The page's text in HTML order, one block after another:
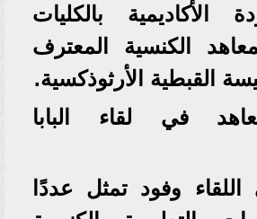
الأكاديمية بالكليات
الكنسية المعترف
القبطية الأرثوذكسية.
في لقاء البابا
وفود تمثل عددًا